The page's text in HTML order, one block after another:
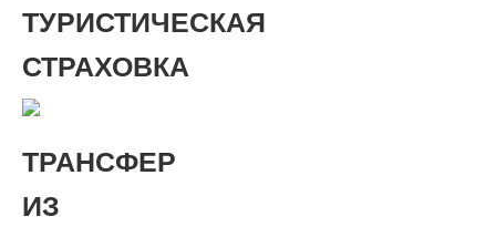
ТУРИСТИЧЕСКАЯ
СТРАХОВКА
ТРАНСФЕР
ИЗ